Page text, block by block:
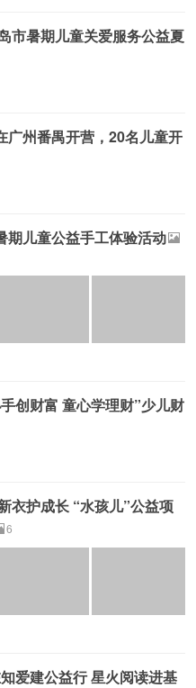
市暑期儿童关爱服务公益夏
广州番禺开营，20名儿童开
期儿童公益手工体验活动
创财富 童心学理财”少儿财
衣护成长 “水孩儿”公益项
6
爱建公益行 星火阅读进基